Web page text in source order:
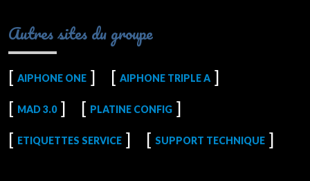
Autres sites du groupe
AIPHONE ONE AIPHONE TRIPLE A
MAD 3.0 PLATINE CONFIG
ETIQUETTES SERVICE SUPPORT TECHNIQUE